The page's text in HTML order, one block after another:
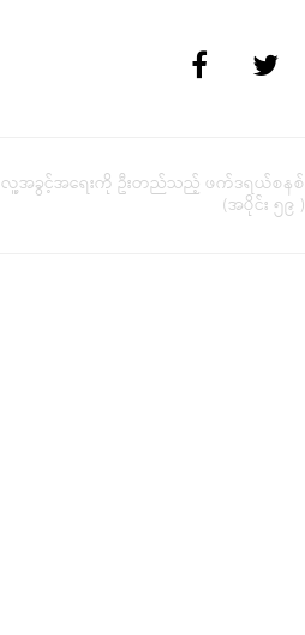
လူ့အခွင့်အရေးကို ဦးတည်သည့် ဖက်ဒရယ်စနစ်
(အပိုင်း ၅၉ )